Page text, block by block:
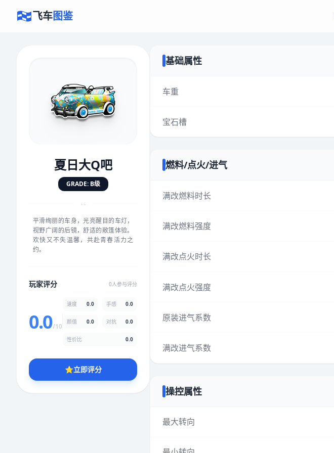
飞车图鉴
夏日大Q吧
GRADE: B级
“
平滑绚丽的车身，光亮醒目的车灯，
视野广阔的后镜，舒适的敞篷体验。
欢快又不失温馨，共赴青春活力之
约。
玩家评分 0人参与评分
0.0/10
速度 0.0 手感 0.0
颜值 0.0 对抗 0.0
性价比 0.0
⭐立即评分
基础属性
车重
宝石槽
燃料/点火/进气
满改燃料时长
满改燃料强度
满改点火时长
满改点火强度
原装进气系数
满改进气系数
操控属性
最大转向
评价赛车
速度 5.0分
对抗
★★★★★★
手感 5.0分
★★★★★★★★
★★★★
性价比 5.0分
★★★ ★★
* 综合评分为玩家评分结果，速度占比0%，手感占比0%，对抗占比
0%，性价比占比0%，颜值占比0%